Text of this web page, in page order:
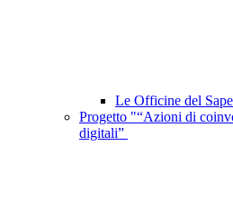
Le Officine del
Progetto "“Azioni di
digitali”